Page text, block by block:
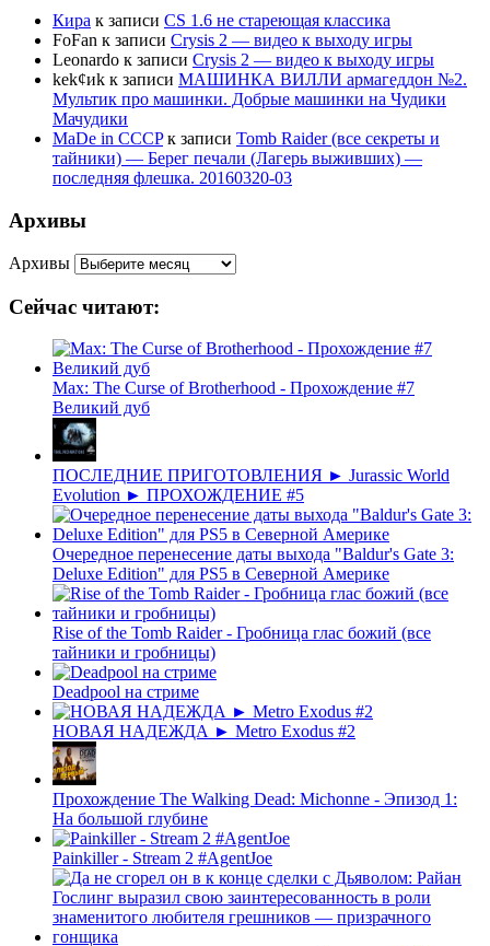
Кира к записи CS 1.6 не стареющая классика
FoFan к записи Crysis 2 — видео к выходу игры
Leonardo к записи Crysis 2 — видео к выходу игры
kek¢иk к записи МАШИНКА ВИЛЛИ армагеддон №2.
Мультик про машинки. Добрые машинки на Чудики
Мачудики
MaDe in CCCPк записи Tomb Raider (все секреты и
тайники) — Берег печали (Лагерь выживших) —
последняя флешка. 20160320-03
Архивы
Архивы
Сейчас читают:
Max: The Curse of Brotherhood - Прохождение #7
Великий дуб
ПОСЛЕДНИЕ ПРИГОТОВЛЕНИЯ ► Jurassic World
Evolution ► ПРОХОЖДЕНИЕ #5
Очередное перенесение даты выхода "Baldur's Gate 3:
Deluxe Edition" для PS5 в Северной Америке
Rise of the Tomb Raider - Гробница глас божий (все
тайники и гробницы)
Deadpool на стриме
НОВАЯ НАДЕЖДА ► Metro Exodus #2
Прохождение The Walking Dead: Michonne - Эпизод 1:
На большой глубине
Painkiller - Stream 2 #AgentJoe